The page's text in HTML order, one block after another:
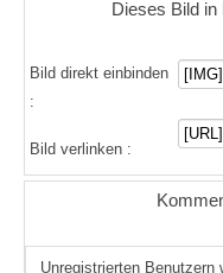
Dieses Bild
Bild direkt einbinden
:
Bild verlinken :
Unregistrierten Benutzern